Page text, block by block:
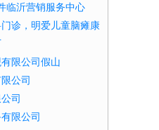
临沂营销服务中心
诊，明爱儿童脑瘫康
限公司假山
公司
司
限公司